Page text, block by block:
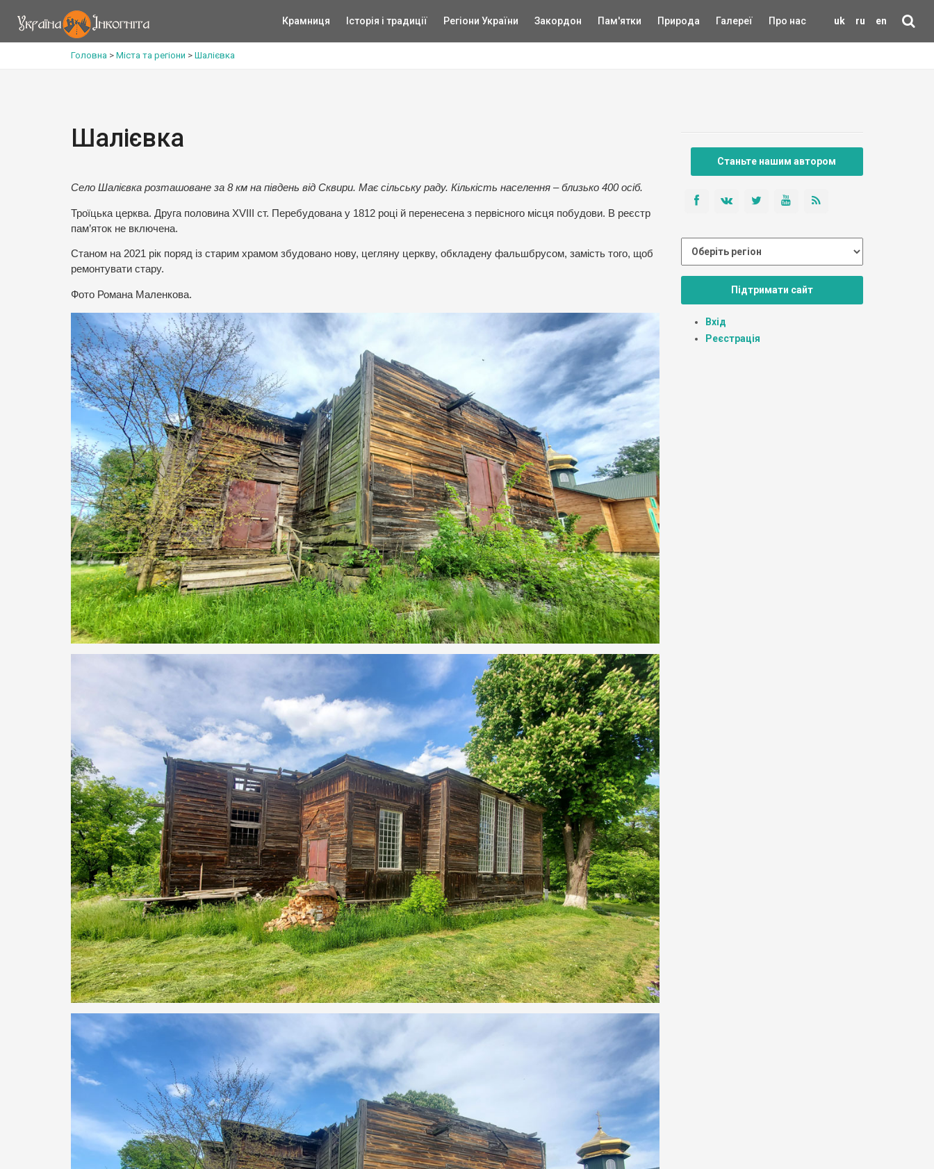
uk ru en
Крамниця Історія і традиції Регіони України Закордон Пам'ятки Природа Галереї Про нас
Головна > Міста та регіони > Шалієвка
Шалієвка
Село Шалієвка розташоване за 8 км на південь від Сквири. Має сільську раду. Кількість населення – близько 400 осіб.
Троїцька церква. Друга половина ХVIII ст. Перебудована у 1812 році й перенесена з первісного місця побудови. В реєстр
пам’яток не включена.
Станом на 2021 рік поряд із старим храмом збудовано нову, цегляну церкву, обкладену фальшбрусом, замість того, щоб
ремонтувати стару.
Фото Романа Маленкова.
Станьте нашим автором
Підтримати сайт
Вхід
Реєстрація